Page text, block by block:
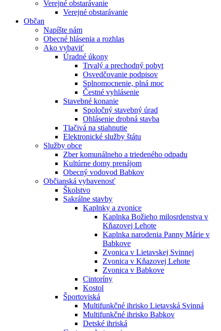
Verejné obstarávanie
Verejné obstarávanie
Občan
Napíšte nám
Obecné hlásenia a rozhlas
Ako vybaviť
Úradné úkony
Trvalý a prechodný pobyt
Osvedčovanie podpisov
Splnomocnenie, plná moc
Čestné vyhlásenie
Stavebné konanie
Spoločný stavebný úrad
Ohlásenie drobná stavba
Tlačivá na stiahnutie
Elektronické služby štátu
Služby obce
Zber komunálneho a triedeného odpadu
Kultúrne domy prenájom
Obecný vodovod Babkov
Občianská vybavenosť
Školstvo
Sakrálne stavby
Kaplnky a zvonice
Kaplnka Božieho milosrdenstva v
Kňazovej Lehote
Kaplnka narodenia Panny Márie v
Babkove
Zvonica v Lietavskej Svinnej
Zvonica v Kňazovej Lehote
Zvonica v Babkove
Cintoríny
Kostol
Športoviská
Multifunkčné ihrisko Lietavská Svinná
Multifunkčné ihrisko Babkov
Detské ihriská